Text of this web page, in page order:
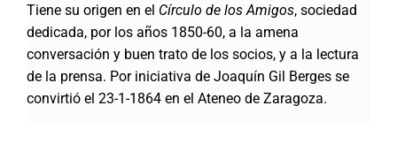
Tiene su origen en el Círculo de los Amigos, sociedad
dedicada, por los años 1850-60, a la amena
conversación y buen trato de los socios, y a la lectura
de la prensa. Por iniciativa de Joaquín Gil Berges se
convirtió el 23-1-1864 en el Ateneo de Zaragoza.